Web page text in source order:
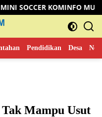
MUSI RAWAS
Pendidikan Desa
Mampu Usut